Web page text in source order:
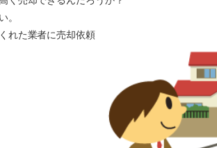
。
れた業者に売却依頼